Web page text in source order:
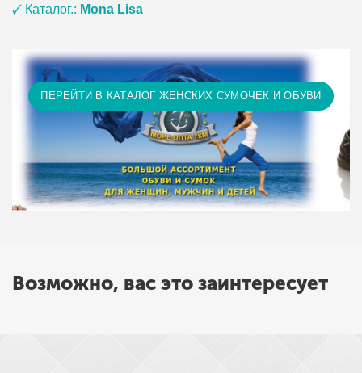
🗸 Каталог.: Mona Lisa
ПЕРЕЙТИ В КАТАЛОГ ЖЕНСКИХ СУМОЧЕК И ОБУВИ
Возможно, вас это заинтересует